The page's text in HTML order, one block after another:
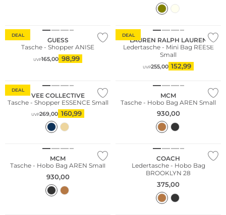
DEAL
GUESS
Tasche - Shopper ANISE
UVP165,00 98,99
DEAL
LAUREN RALPH LAUREN
Ledertasche - Mini Bag REESE
Small
UVP255,00 152,99
DEAL
VEE COLLECTIVE
Tasche - Shopper ESSENCE Small
UVP269,00 160,99
MCM
Tasche - Hobo Bag AREN Small
930,00
MCM
Tasche - Hobo Bag AREN Small
930,00
COACH
Ledertasche - Hobo Bag
BROOKLYN 28
375,00